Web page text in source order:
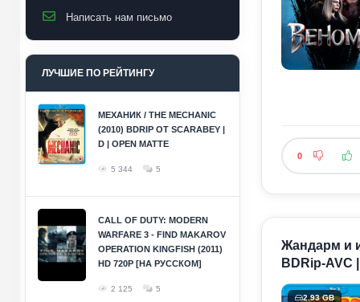
Написать нам письмо
ЛУЧШИЕ ПО РЕЙТИНГУ
МЕХАНИК / THE MECHANIC
(2010) BDRIP ОТ SCARABEY |
D | OPEN MATTE
5 344 5
CALL OF DUTY: MODERN
WARFARE 3 - FIND MAKAROV
OPERATION KINGFISH (2011)
HD 720P [НА РУССКОМ]
2 125 5
0
Жандарм и
BDRip-
2.93 GB